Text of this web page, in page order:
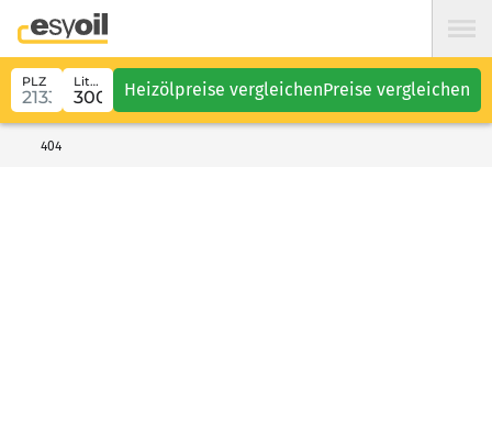
PLZ Liter Heizölpreise vergleichenPreise vergleichen
404